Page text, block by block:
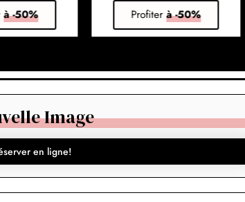
à -50% Profiterà -50%
Image
en ligne!